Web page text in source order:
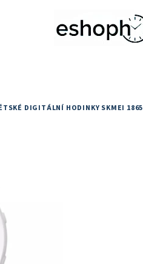
DIGITÁLNÍ HODINKY SKMEI 1865